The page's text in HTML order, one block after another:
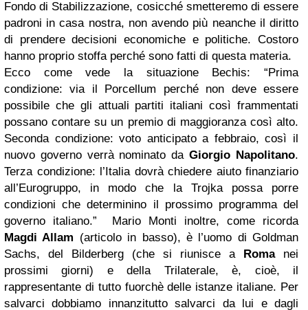
Fondo di Stabilizzazione, cosicché smetteremo di essere
padroni in casa nostra, non avendo più neanche il diritto
di prendere decisioni economiche e politiche. Costoro
hanno proprio stoffa perché sono fatti di questa materia.
Ecco come vede la situazione Bechis: “Prima
condizione: via il Porcellum perché non deve essere
possibile che gli attuali partiti italiani così frammentati
possano contare su un premio di maggioranza così alto.
Seconda condizione: voto anticipato a febbraio, così il
nuovo governo verrà nominato daGiorgio Napolitano.
Terza condizione: l’Italia dovrà chiedere aiuto finanziario
all’Eurogruppo, in modo che la Trojka possa porre
condizioni che determinino il prossimo programma del
governo italiano.” Mario Monti inoltre, come ricorda
Magdi Allam (articolo in basso), è l’uomo di Goldman
Sachs, del Bilderberg (che si riunisce a Romanei
prossimi giorni) e della Trilaterale, è, cioè, il
rappresentante di tutto fuorchè delle istanze italiane. Per
salvarci dobbiamo innanzitutto salvarci da lui e dagli